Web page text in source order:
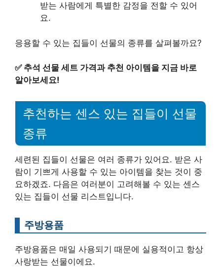
받는 사람에게 특별한 감정을 전할 수 있어
요.
응용할 수 있는 집들이 선물의 종류를 살펴볼까요?
✅ 추석 선물 세트 가격과 추천 아이템을 지금 바로
알아보세요!
추천하는 센스 있는 집들이 선물
종류
세련된 집들이 선물은 여러 종류가 있어요. 받은 사
람이 기쁘게 사용할 수 있는 아이템을 찾는 것이 중
요하겠죠. 다음은 여러분이 고려해볼 수 있는 센스
있는 집들이 선물 리스트입니다.
주방용품
주방용품은 매일 사용되기 때문에 실용적이고 항상
사랑받는 선물이에요.